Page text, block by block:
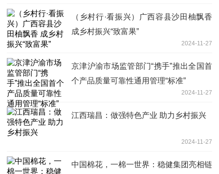
（乡村行·看振兴）广西容县沙田柚飘香
成乡村振兴“致富果”
2024-11-27
京津沪渝市场监管部门“携手”推出全国首
个产品质量可靠性通用管理“标准”
2024-11-27
江西瑞昌：做强特色产业 助力乡村振兴
2024-11-27
中国棉花，一棉一世界：稳健集团亮相链